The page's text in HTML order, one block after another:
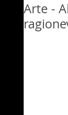
Arte -